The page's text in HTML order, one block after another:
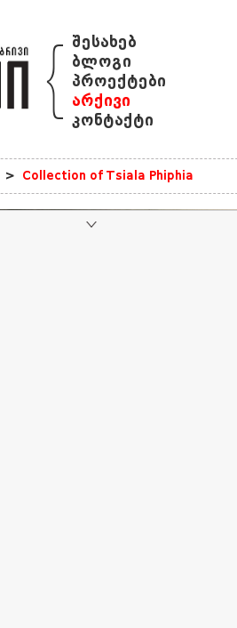
{ შესახებ
ბლოგი
პროექტები
არქივი
კონტაქტი
> Collection of Tsiala Phiphia